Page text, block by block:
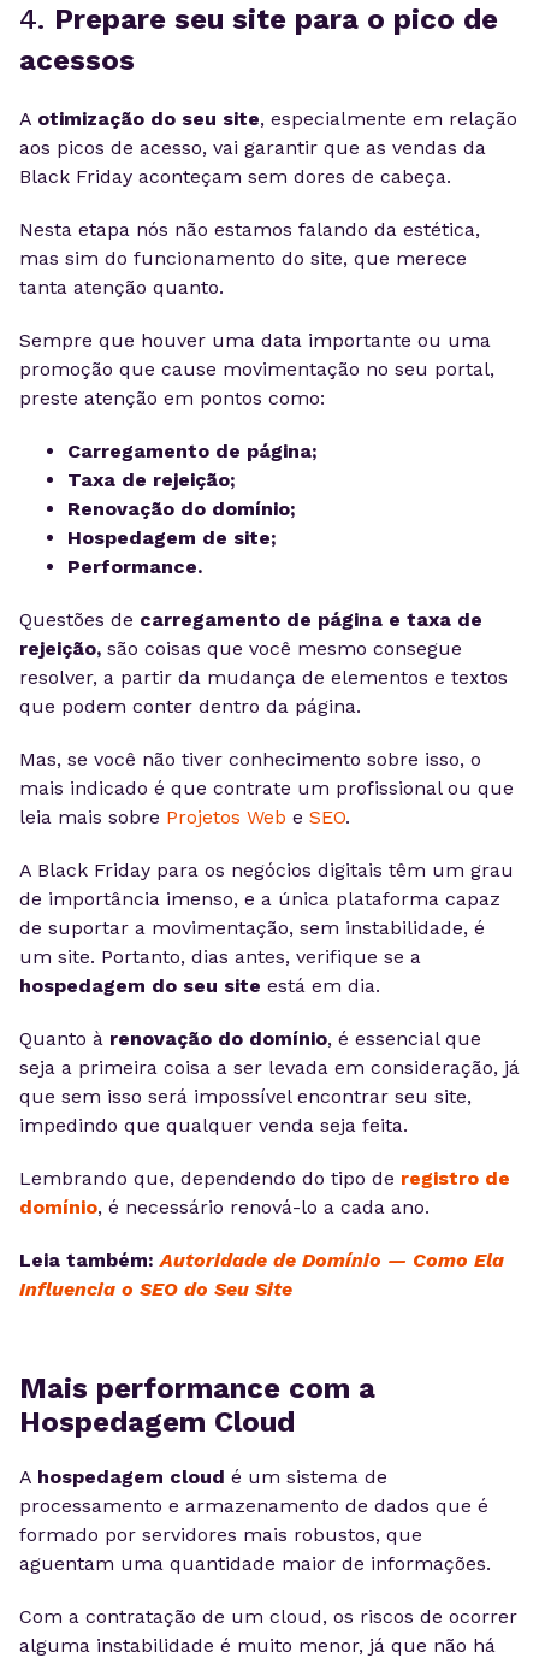
4. Prepare seu site para o pico de
acessos
A otimização do seu site, especialmente em relação
aos picos de acesso, vai garantir que as vendas da
Black Friday aconteçam sem dores de cabeça.
Nesta etapa nós não estamos falando da estética,
mas sim do funcionamento do site, que merece
tanta atenção quanto.
Sempre que houver uma data importante ou uma
promoção que cause movimentação no seu portal,
preste atenção em pontos como:
Carregamento de página;
Taxa de rejeição;
Renovação do domínio;
Hospedagem de site;
Performance.
Questões de carregamento de página e taxa de
rejeição, são coisas que você mesmo consegue
resolver, a partir da mudança de elementos e textos
que podem conter dentro da página.
Mas, se você não tiver conhecimento sobre isso, o
mais indicado é que contrate um profissional ou que
leia mais sobre Projetos Web e SEO.
A Black Friday para os negócios digitais têm um grau
de importância imenso, e a única plataforma capaz
de suportar a movimentação, sem instabilidade, é
um site. Portanto, dias antes, verifique se a
hospedagem do seu site está em dia.
Quanto à renovação do domínio, é essencial que
seja a primeira coisa a ser levada em consideração, já
que sem isso será impossível encontrar seu site,
impedindo que qualquer venda seja feita.
Lembrando que, dependendo do tipo de registro de
domínio, é necessário renová-lo a cada ano.
Leia também:Autoridade de Domínio — Como Ela
Influencia o SEO do Seu Site
Mais performance com a
Hospedagem Cloud
A hospedagem cloud é um sistema de
processamento e armazenamento de dados que é
formado por servidores mais robustos, que
aguentam uma quantidade maior de informações.
Com a contratação de um cloud, os riscos de ocorrer
alguma instabilidade é muito menor, já que não há